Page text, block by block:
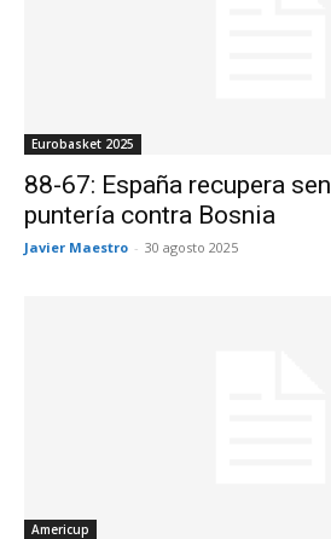
Eurobasket 2025
88-67: España recupera
puntería contra Bosnia
Javier Maestro - 30 agosto 2025
Americup